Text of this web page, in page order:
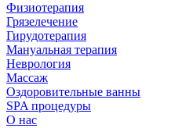
Физиотерапия
Грязелечение
Гирудотерапия
Мануальная терапия
Неврология
Массаж
Оздоровительные ванны
SPA процедуры
О нас